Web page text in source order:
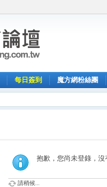
每日簽到 魔方網粉絲團
抱歉，您尚未登錄，
請稍候...